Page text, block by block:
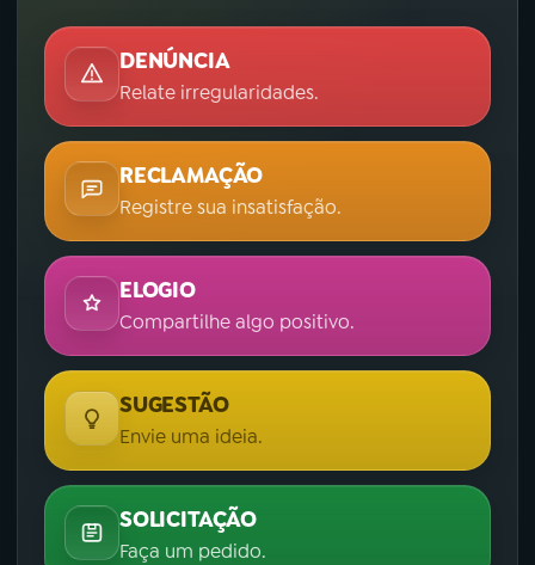
DENÚNCIA
Relate irregularidades.
RECLAMAÇÃO
Registre sua insatisfação.
ELOGIO
Compartilhe algo positivo.
SUGESTÃO
Envie uma ideia.
SOLICITAÇÃO
Faça um pedido.